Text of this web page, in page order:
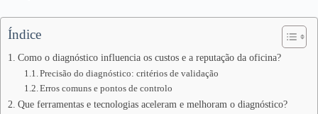
Índice
Como o diagnóstico influencia os custos e a reputação da oficina?
Precisão do diagnóstico: critérios de validação
Erros comuns e pontos de controlo
Que ferramentas e tecnologias aceleram e melhoram o diagnóstico?